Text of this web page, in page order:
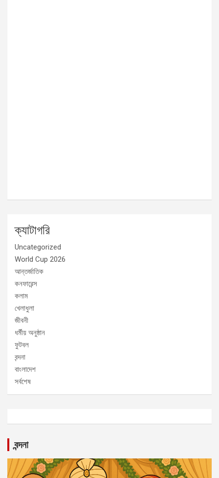
ক্যাটাগরি
Uncategorized
World Cup 2026
আন্তর্জাতিক
কনফারেন্স
কলাম
খেলাধুলা
জীবনী
ধর্মীয় অনুষ্ঠান
ফুটবল
বন্দনা
বাংলাদেশ
সর্বশেষ
বন্দনা